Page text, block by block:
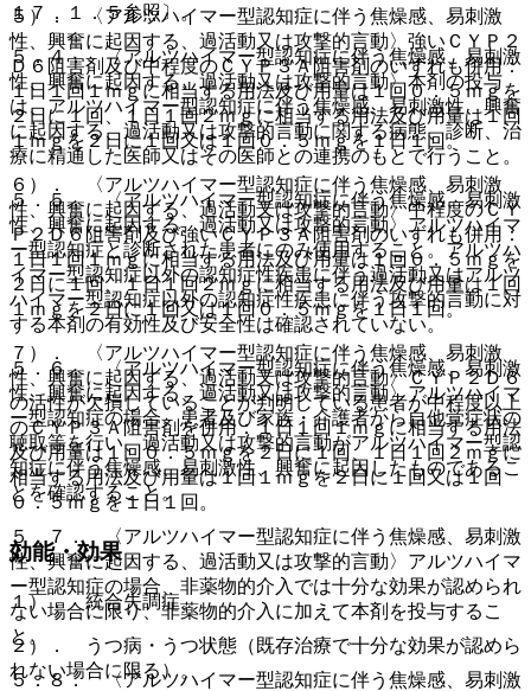
１７．１．５参照〕。
５．４． 〈アルツハイマー型認知症に伴う焦燥感、易刺激
性、興奮に起因する、過活動又は攻撃的言動〉本剤の投与
は、アルツハイマー型認知症に伴う焦燥感、易刺激性、興奮
に起因する、過活動又は攻撃的言動に関する病態、診断、治
療に精通した医師又はその医師との連携のもとで行うこと。
５．５． 〈アルツハイマー型認知症に伴う焦燥感、易刺激
性、興奮に起因する、過活動又は攻撃的言動〉アルツハイマ
ー型認知症と診断された患者にのみ使用すること。アルツハ
イマー型認知症以外の認知症性疾患に伴う過活動又はアルツ
ハイマー型認知症以外の認知症性疾患に伴う攻撃的言動に対
する本剤の有効性及び安全性は確認されていない。
５．６． 〈アルツハイマー型認知症に伴う焦燥感、易刺激
性、興奮に起因する、過活動又は攻撃的言動〉アルツハイマ
ー型認知症の場合、患者及び家族・介護者から自他覚症状の
聴取等を行い、過活動又は攻撃的言動がアルツハイマー型認
知症に伴う焦燥感、易刺激性、興奮に起因したものであるこ
とを確認すること。
５．７． 〈アルツハイマー型認知症に伴う焦燥感、易刺激
性、興奮に起因する、過活動又は攻撃的言動〉アルツハイマ
ー型認知症の場合、非薬物的介入では十分な効果が認められ
ない場合に限り、非薬物的介入に加えて本剤を投与するこ
と。
５．８． 〈アルツハイマー型認知症に伴う焦燥感、易刺激
５）． 〈アルツハイマー型認知症に伴う焦燥感、易刺激
性、興奮に起因する、過活動又は攻撃的言動〉強いＣＹＰ２
Ｄ６阻害剤及び中程度のＣＹＰ３Ａ阻害剤のいずれも併用：
１日１回１ｍｇに相当する用法及び用量は１回０．５ｍｇを
２日に１回、１日１回２ｍｇに相当する用法及び用量は１回
１ｍｇを２日に１回又は１回０．５ｍｇを１日１回。
６）． 〈アルツハイマー型認知症に伴う焦燥感、易刺激
性、興奮に起因する、過活動又は攻撃的言動〉中程度のＣＹ
Ｐ２Ｄ６阻害剤及び強いＣＹＰ３Ａ阻害剤のいずれも併用：
１日１回１ｍｇに相当する用法及び用量は１回０．５ｍｇを
２日に１回、１日１回２ｍｇに相当する用法及び用量は１回
１ｍｇを２日に１回又は１回０．５ｍｇを１日１回。
７）． 〈アルツハイマー型認知症に伴う焦燥感、易刺激
性、興奮に起因する、過活動又は攻撃的言動〉ＣＹＰ２Ｄ６
の活性が欠損していることが判明している患者が中程度以上
のＣＹＰ３Ａ阻害剤を併用：１日１回１ｍｇに相当する用法
及び用量は１回０．５ｍｇを２日に１回、１日１回２ｍｇに
相当する用法及び用量は１回１ｍｇを２日に１回又は１回
０．５ｍｇを１日１回。
効能・効果
１）． 統合失調症。
２）． うつ病・うつ状態（既存治療で十分な効果が認めら
れない場合に限る）。